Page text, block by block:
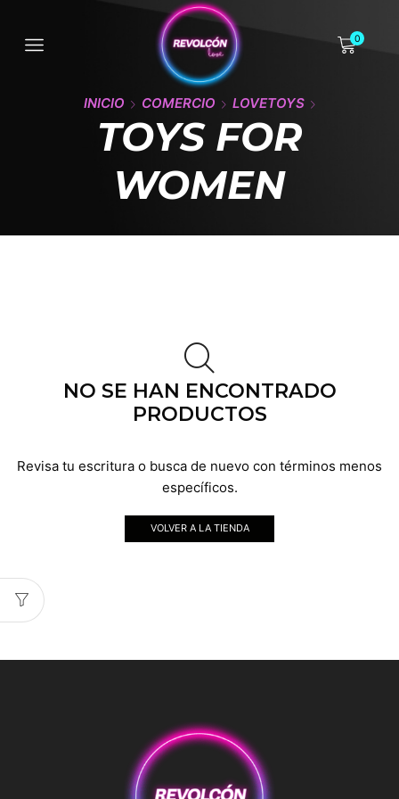
0
INICIO COMERCIO LOVETOYS
TOYS FOR
WOMEN
NO SE HAN ENCONTRADO
PRODUCTOS
Revisa tu escritura o busca de nuevo con términos menos
específicos.
VOLVER A LA TIENDA